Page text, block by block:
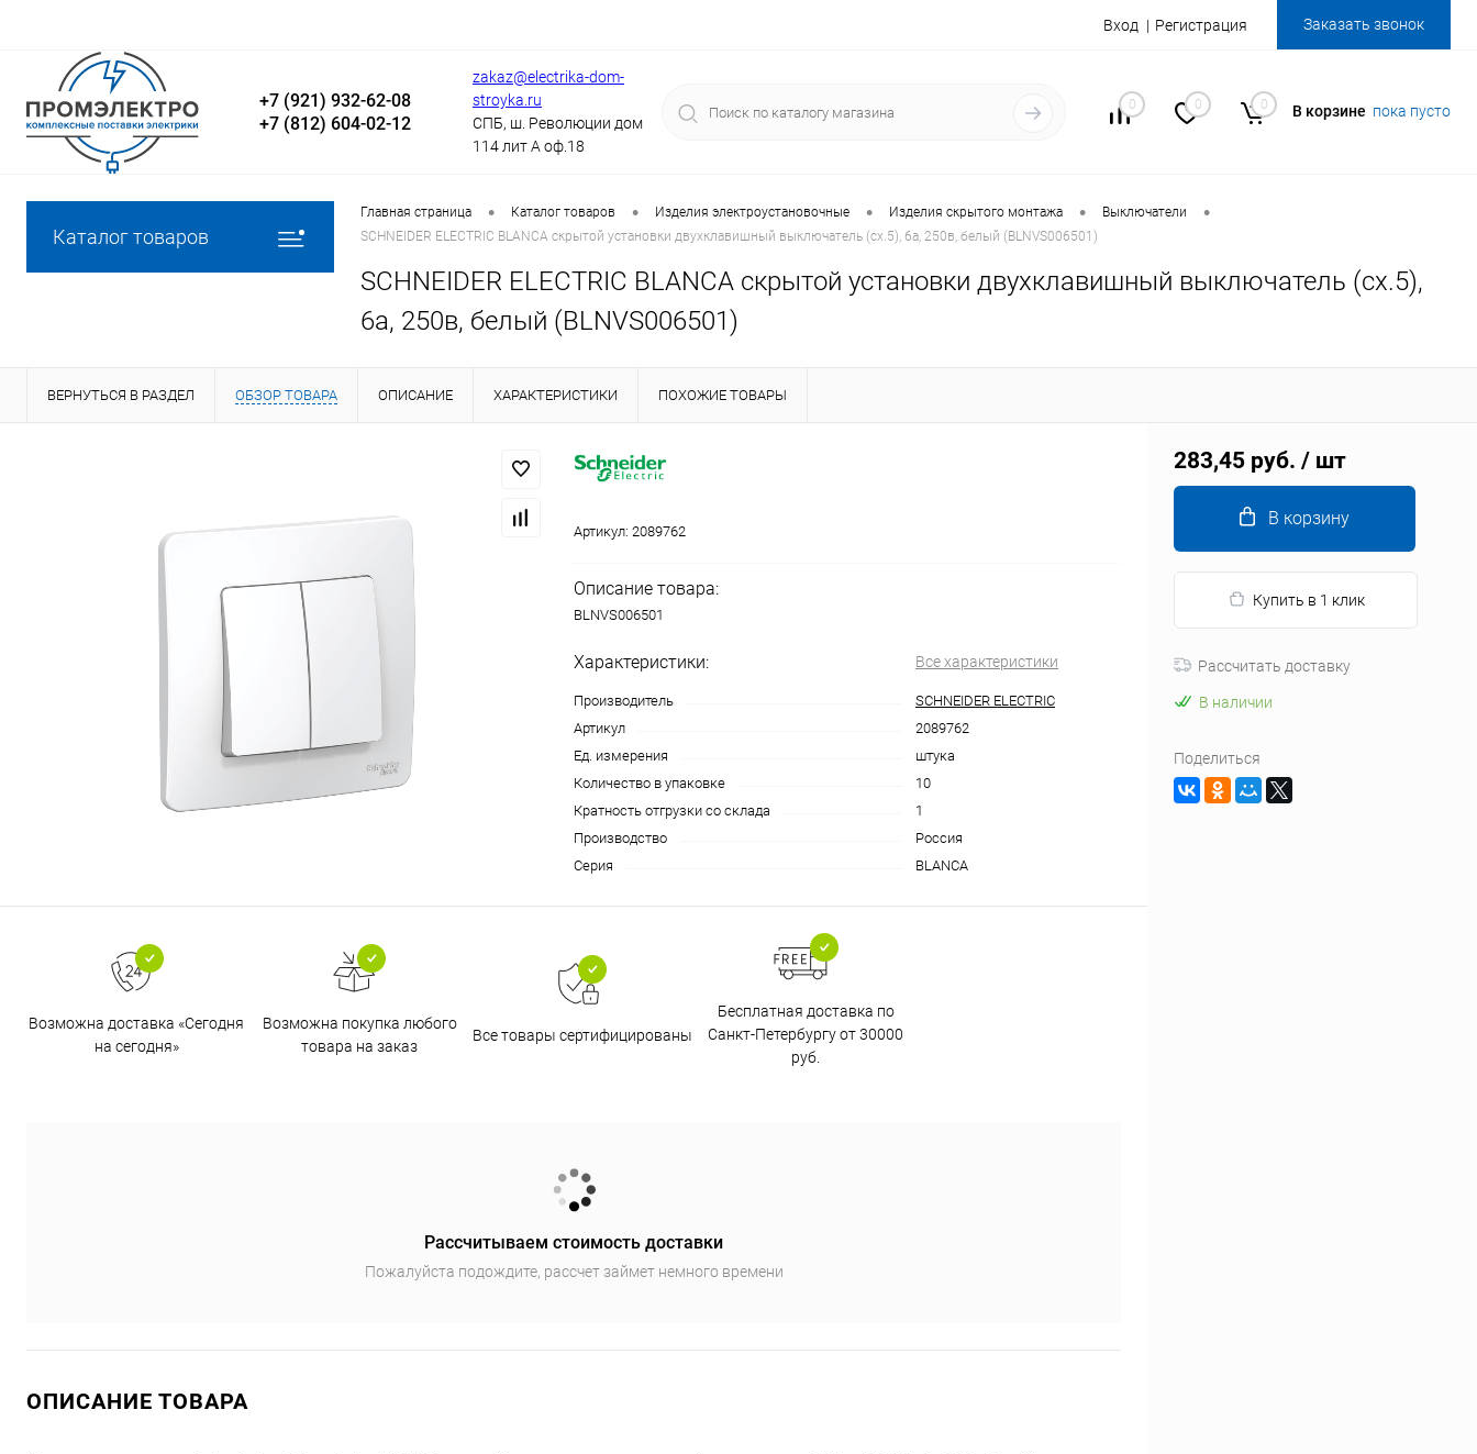
Вход Регистрация Заказать звонок
+7 (921) 932-62-08
+7 (812) 604-02-12
zakaz@electrika-dom-
stroyka.ru
СПБ, ш. Революции дом
114 лит А оф.18
0 0 0 В корзине пока пусто
Каталог товаров
Главная страница • Каталог товаров • Изделия электроустановочные • Изделия скрытого монтажа • Выключатели •
SCHNEIDER ELECTRIC BLANCA скрытой установки двухклавишный выключатель (cх.5), 6а, 250в, белый (BLNVS006501)
SCHNEIDER ELECTRIC BLANCA скрытой установки двухклавишный выключатель (cх.5),
6а, 250в, белый (BLNVS006501)
ВЕРНУТЬСЯ В РАЗДЕЛ ОБЗОР ТОВАРА ОПИСАНИЕ ХАРАКТЕРИСТИКИ ПОХОЖИЕ ТОВАРЫ
Артикул: 2089762
Описание товара:
BLNVS006501
Характеристики: Все характеристики
Производитель
SCHNEIDER ELECTRIC
Артикул
2089762
Ед. измерения
штука
Количество в упаковке
10
Кратность отгрузки со склада
1
Производство
Россия
Серия
BLANCA
Возможна доставка «Сегодня
на сегодня»
Возможна покупка любого
товара на заказ
Все товары сертифицированы
Бесплатная доставка по
Санкт-Петербургу от 30000
руб.
Рассчитываем стоимость доставки
Пожалуйста подождите, рассчет займет немного времени
ОПИСАНИЕ ТОВАРА
283,45 руб. / шт
В корзину
Купить в 1 клик
Рассчитать доставку
В наличии
Поделиться